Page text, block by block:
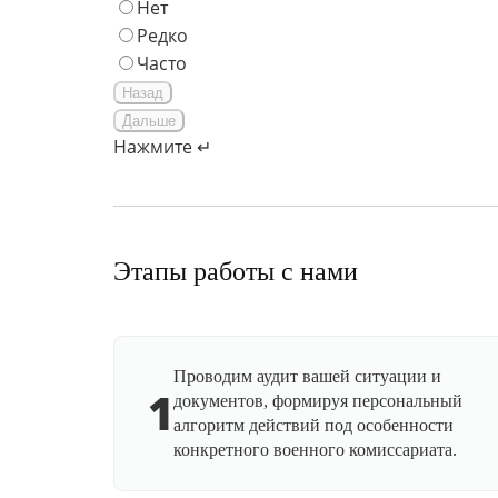
Нет
Редко
Часто
Назад
Дальше
Нажмите ↵
Этапы работы с нами
1
Проводим аудит вашей ситуации и
документов, формируя персональный
алгоритм действий под особенности
конкретного военного комиссариата.